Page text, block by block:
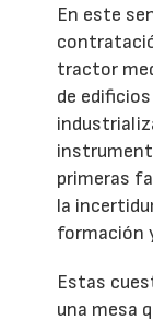
En este
tractor
de
primeras
la
formación
Estas
una mesa